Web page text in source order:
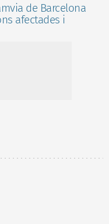
de Barcelona
afectades i